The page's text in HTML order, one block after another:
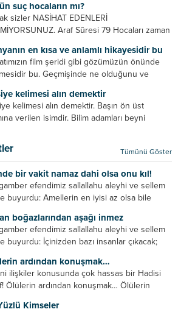
suç hocaların mı?
sizler NASİHAT EDENLERİ
Araf Sûresi 79 Hocaları zaman
hususunda bazen açık bazen gizli
bulunmuşuzdur. Örneğin hocalarda
gereken hususları sıralar ve...
en kısa ve anlamlı hikayesidir bu
film şeridi gibi gözümüzün önünde
bu. Geçmişinde ne olduğunu ve
baksın. Hayatı özetler misin sorusuna
en kısa ve bir o...
kelimesi alın demektir
kelimesi alın demektir. Başın ön üst
verilen isimdir. Bilim adamları beyni
ön kısmında bulunan bölüme ön bellek
Bu kısım insan vücudunda...
Tümünü Göster
bir vakit namaz dahi olsa onu kıl!
efendimiz sallallahu aleyhi ve sellem
buyurdu: Amellerin en iyisi az olsa bile
sahiptir. Namaz kul ile Allah arasındaki bir
boğazlarından aşağı inmez
efendimiz sallallahu aleyhi ve sellem
buyurdu: İçinizden bazı insanlar çıkacak;
Onların oruçlarını görünce
oruçlarınızı küçümseyeceksiniz. Onların
görünce kendi amellerinizi
...
ardından konuşmak…
ilişkiler konusunda çok hassas bir Hadisi
Ölülerin ardından konuşmak… Ölülerin
Kimseler